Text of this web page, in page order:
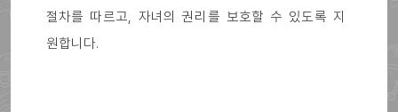
절차를 따르고, 자녀의 권리를 보호할 수 있도록 지
원합니다.